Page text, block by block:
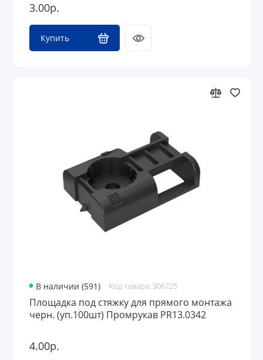
3.00р.
Купить
В наличии (591) Код товара: 306725
Площадка под стяжку для прямого монтажа
черн. (уп.100шт) Промрукав PR13.0342
4.00р.